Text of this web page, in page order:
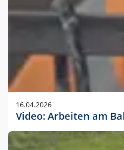
16.04.2026
Video: Arbeiten am